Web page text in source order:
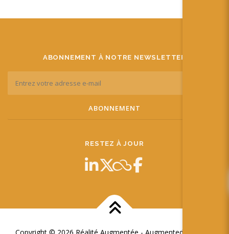
ABONNEMENT À NOTRE NEWSLETTER
RESTEZ À JOUR